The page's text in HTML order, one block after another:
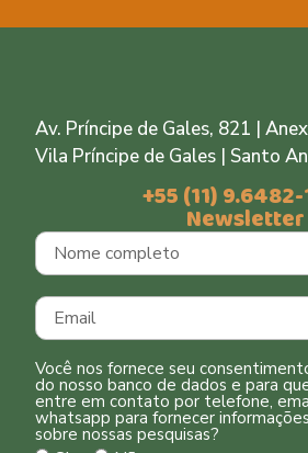
Av. Príncipe de Gales, 821 |
Vila Príncipe de Gales | Santo
+55 (11)
Newsletter
Você nos fornece seu
do nosso banco de dados e para
entre em contato por telefone,
whatsapp para fornecer
sobre nossas pesquisas?